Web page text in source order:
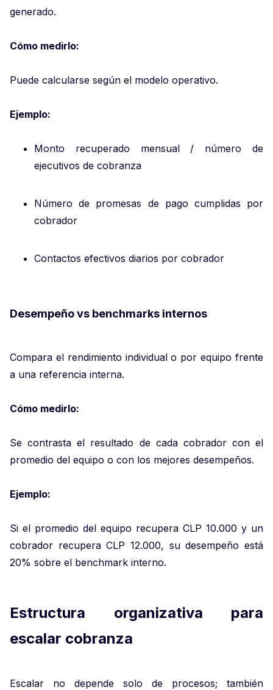
generado.
Cómo medirlo:
Puede calcularse según el modelo operativo.
Ejemplo:
Monto recuperado mensual / número de
ejecutivos de cobranza
Número de promesas de pago cumplidas por
cobrador
Contactos efectivos diarios por cobrador
Desempeño vs benchmarks internos
Compara el rendimiento individual o por equipo frente
a una referencia interna.
Cómo medirlo:
Se contrasta el resultado de cada cobrador con el
promedio del equipo o con los mejores desempeños.
Ejemplo:
Si el promedio del equipo recupera CLP 10.000 y un
cobrador recupera CLP 12.000, su desempeño está
20% sobre el benchmark interno.
Estructura organizativa para
escalar cobranza
Escalar no depende solo de procesos; también